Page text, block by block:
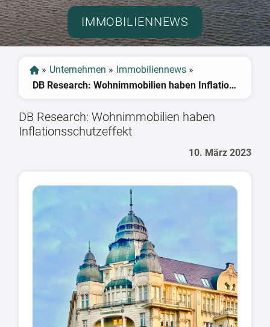
IMMOBILIENNEWS
» Unternehmen » Immobiliennews »
DB Research: Wohnimmobilien haben Inflationsschutzeffekt
DB Research: Wohnimmobilien haben
Inflationsschutzeffekt
10. März 2023